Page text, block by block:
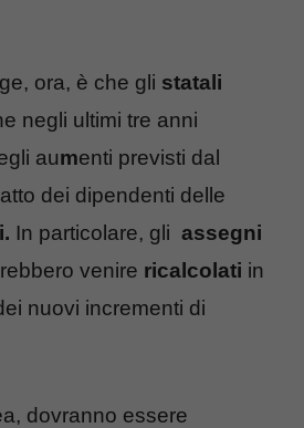
ora, è che gli statali
negli ultimi tre anni
aumenti previsti dal
dei dipendenti delle
In particolare, gli assegni
venire ricalcolati in
nuovi incrementi di
dovranno essere